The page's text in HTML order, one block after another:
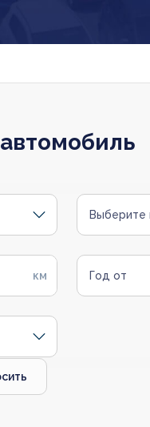
Выберите
Год от